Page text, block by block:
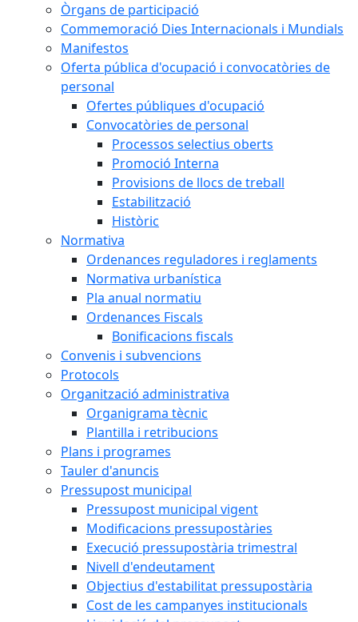
Òrgans de participació
Commemoració Dies Internacionals i Mundials
Manifestos
Oferta pública d'ocupació i convocatòries de
personal
Ofertes públiques d'ocupació
Convocatòries de personal
Processos selectius oberts
Promoció Interna
Provisions de llocs de treball
Estabilització
Històric
Normativa
Ordenances reguladores i reglaments
Normativa urbanística
Pla anual normatiu
Ordenances Fiscals
Bonificacions fiscals
Convenis i subvencions
Protocols
Organització administrativa
Organigrama tècnic
Plantilla i retribucions
Plans i programes
Tauler d'anuncis
Pressupost municipal
Pressupost municipal vigent
Modificacions pressupostàries
Execució pressupostària trimestral
Nivell d'endeutament
Objectius d'estabilitat pressupostària
Cost de les campanyes institucionals